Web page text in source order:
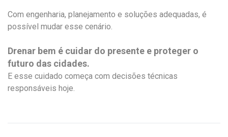
Com engenharia, planejamento e soluções adequadas, é
possível mudar esse cenário.
Drenar bem é cuidar do presente e proteger o
futuro das cidades.
E esse cuidado começa com decisões técnicas
responsáveis hoje.